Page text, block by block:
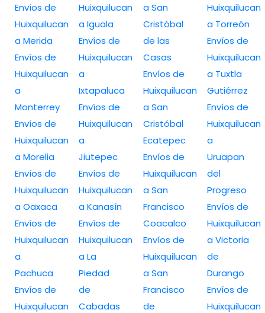
Envíos de
Huixquilucan
a Merida
Envíos de
Huixquilucan
a
Monterrey
Envíos de
Huixquilucan
a Morelia
Envíos de
Huixquilucan
a Oaxaca
Envíos de
Huixquilucan
a
Pachuca
Envíos de
Huixquilucan
Huixquilucan
a Iguala
Envíos de
Huixquilucan
a
Ixtapaluca
Envíos de
Huixquilucan
a
Jiutepec
Envíos de
Huixquilucan
a Kanasín
Envíos de
Huixquilucan
a La
Piedad
de
Cabadas
a San
Cristóbal
de las
Casas
Envíos de
Huixquilucan
a San
Cristóbal
Ecatepec
Envíos de
Huixquilucan
a San
Francisco
Coacalco
Envíos de
Huixquilucan
a San
Francisco
de
Huixquilucan
a Torreón
Envíos de
Huixquilucan
a Tuxtla
Gutiérrez
Envíos de
Huixquilucan
a
Uruapan
del
Progreso
Envíos de
Huixquilucan
a Victoria
de
Durango
Envíos de
Huixquilucan